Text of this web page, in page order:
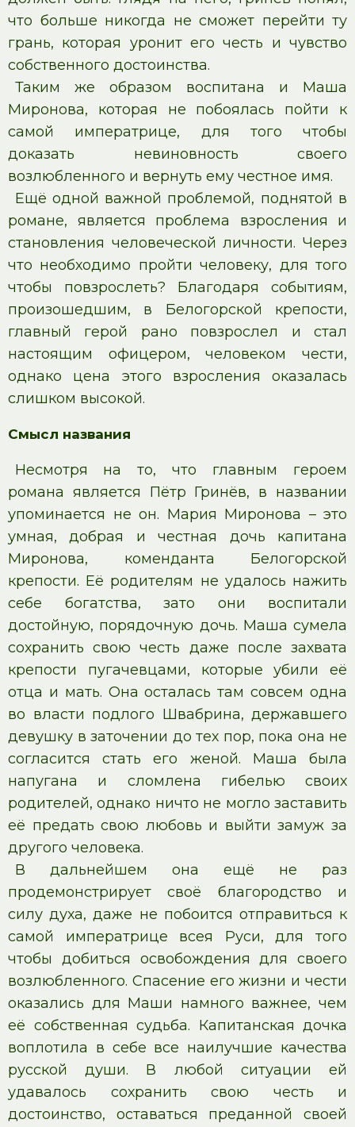
что больше никогда не сможет перейти ту
грань, которая уронит его честь и чувство
собственного достоинства.
Таким же образом воспитана и Маша
Миронова, которая не побоялась пойти к
самой императрице, для того чтобы
доказать невиновность своего
возлюбленного и вернуть ему честное имя.
Ещё одной важной проблемой, поднятой в
романе, является проблема взросления и
становления человеческой личности. Через
что необходимо пройти человеку, для того
чтобы повзрослеть? Благодаря событиям,
произошедшим, в Белогорской крепости,
главный герой рано повзрослел и стал
настоящим офицером, человеком чести,
однако цена этого взросления оказалась
слишком высокой.
Смысл названия
Несмотря на то, что главным героем
романа является Пётр Гринёв, в названии
упоминается не он. Мария Миронова – это
умная, добрая и честная дочь капитана
Миронова, коменданта Белогорской
крепости. Её родителям не удалось нажить
себе богатства, зато они воспитали
достойную, порядочную дочь. Маша сумела
сохранить свою честь даже после захвата
крепости пугачевцами, которые убили её
отца и мать. Она осталась там совсем одна
во власти подлого Швабрина, державшего
девушку в заточении до тех пор, пока она не
согласится стать его женой. Маша была
напугана и сломлена гибелью своих
родителей, однако ничто не могло заставить
её предать свою любовь и выйти замуж за
другого человека.
В дальнейшем она ещё не раз
продемонстрирует своё благородство и
силу духа, даже не побоится отправиться к
самой императрице всея Руси, для того
чтобы добиться освобождения для своего
возлюбленного. Спасение его жизни и чести
оказались для Маши намного важнее, чем
её собственная судьба. Капитанская дочка
воплотила в себе все наилучшие качества
русской души. В любой ситуации ей
удавалось сохранить свою честь и
достоинство, оставаться преданной своей